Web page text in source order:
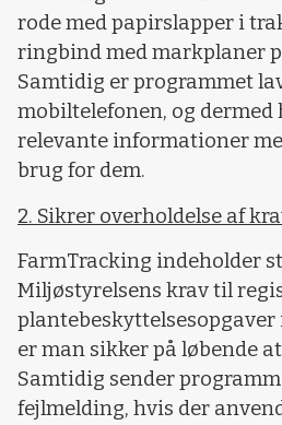
rode med papirslapper i
ringbind med markplaner
Samtidig er programmet
mobiltelefonen, og dermed
relevante informationer
brug for dem.
2. Sikrer overholdelse af
FarmTracking indeholder
Miljøstyrelsens krav til
plantebeskyttelsesopgaver
er man sikker på løbende
Samtidig sender
fejlmelding, hvis der